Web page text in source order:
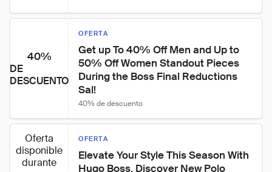
40%
DE
DESCUENTO
OFERTA
Get up To 40% Off Men and Up to
50% Off Women Standout Pieces
During the Boss Final Reductions
Sal!
40% de descuento
Oferta
disponible
durante
OFERTA
Elevate Your Style This Season With
Hugo Boss. Discover New Polo